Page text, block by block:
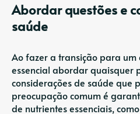
Abordar questões e
saúde
Ao fazer a transição para um
essencial abordar quaisquer
considerações de saúde que
preocupação comum é
de nutrientes essenciais,